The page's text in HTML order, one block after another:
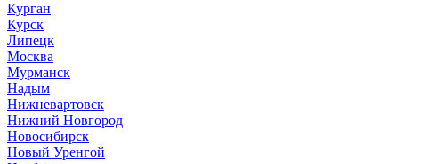
Курган
Курск
Липецк
Москва
Мурманск
Надым
Нижневартовск
Нижний Новгород
Новосибирск
Новый Уренгой